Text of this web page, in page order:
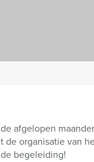
afgelopen
de organisatie van
begeleiding!